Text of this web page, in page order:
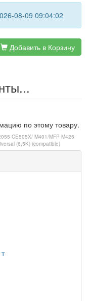
08-09 09:04:02
Добавить в Корзину
по этому товару.
CE505X/ M401/MFP M425
(6,5K) (compatible)